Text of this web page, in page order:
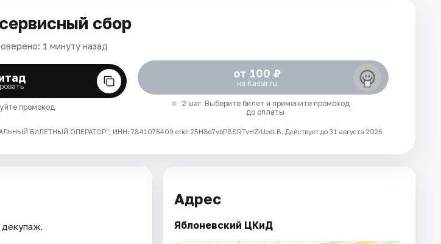
сбор
1 минуту назад
промокод
от 100 ₽
на Kassir.ru
2 шаг. Выберите билет и примените промокод
до оплаты
БИЛЕТНЫЙ ОПЕРАТОР", ИНН: 7841075409 erid: 25H8d7vbP8SRTvHZrUcdLB. Действует до 31 августа 2026
декупаж.
Адрес
Яблоневский ЦКиД